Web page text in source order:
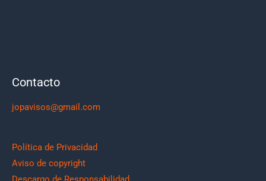
Contacto
jopavisos@gmail.com
Política de Privacidad
Aviso de copyright